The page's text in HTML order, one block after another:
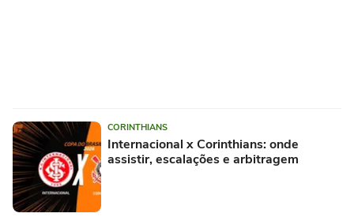
CORINTHIANS
Internacional x Corinthians: onde
assistir, escalações e arbitragem